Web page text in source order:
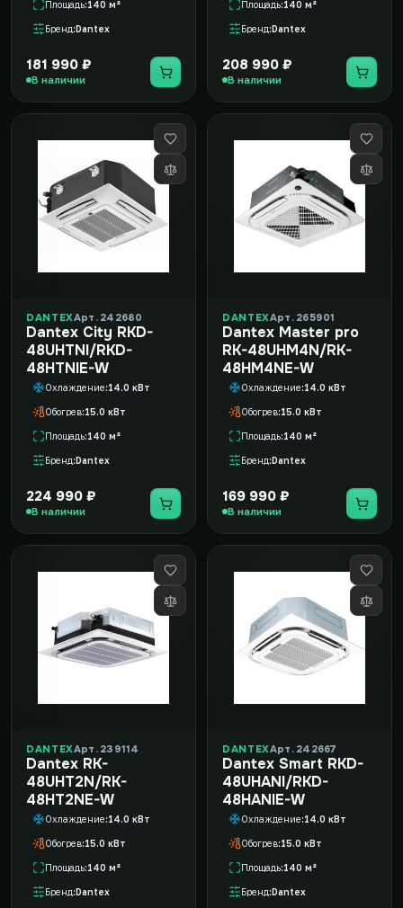
Площадь 140 м²
Бренд Dantex
181 990 ₽
В наличии
Площадь 140 м²
Бренд Dantex
208 990 ₽
В наличии
DANTEXАрт. 242680
Dantex City RKD-
48UHTNI/RKD-
48HTNIE-W
Охлаждение 14.0 кВт
Обогрев 15.0 кВт
Площадь 140 м²
Бренд Dantex
224 990 ₽
В наличии
DANTEXАрт. 265901
Dantex Master pro
RK-48UHM4N/RK-
48HM4NE-W
Охлаждение 14.0 кВт
Обогрев 15.0 кВт
Площадь 140 м²
Бренд Dantex
169 990 ₽
В наличии
DANTEXАрт. 239114
Dantex RK-
48UHT2N/RK-
48HT2NE-W
Охлаждение 14.0 кВт
Обогрев 15.0 кВт
Площадь 140 м²
Бренд Dantex
DANTEXАрт. 242667
Dantex Smart RKD-
48UHANI/RKD-
48HANIE-W
Охлаждение 14.0 кВт
Обогрев 15.0 кВт
Площадь 140 м²
Бренд Dantex